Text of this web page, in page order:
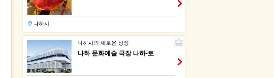
나하시
나하시의 새로운 상징
나하 문화예술 극장 나하-토